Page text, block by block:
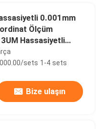
0.001mm
Ölçüm
Hassasiyetli
Standart Dışı
İçinsets 1-4 sets
Bize ulaşın